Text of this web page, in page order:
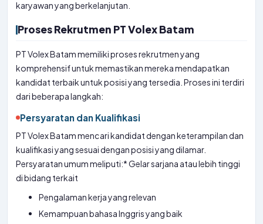
karyawan yang berkelanjutan.
Proses Rekrutmen PT Volex Batam
PT Volex Batam memiliki proses rekrutmen yang
komprehensif untuk memastikan mereka mendapatkan
kandidat terbaik untuk posisi yang tersedia. Proses ini terdiri
dari beberapa langkah:
Persyaratan dan Kualifikasi
PT Volex Batam mencari kandidat dengan keterampilan dan
kualifikasi yang sesuai dengan posisi yang dilamar.
Persyaratan umum meliputi:* Gelar sarjana atau lebih tinggi
di bidang terkait
Pengalaman kerja yang relevan
Kemampuan bahasa Inggris yang baik